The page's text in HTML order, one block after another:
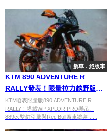
新車．絕版車
KTM 890 ADVENTURE R
RALLY發表！限量拉力越野版搭
載廠車級懸吊
KTM發表限量版890 ADVENTURE R
RALLY！搭載WP XPLOR PRO懸吊、
889cc雙缸引擎與Red Bull廠車塗裝，...